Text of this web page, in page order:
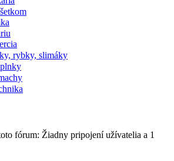
rybky, slimáky
fórum: Žiadny pripojení užívatelia a 1